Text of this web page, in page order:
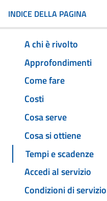
INDICE DELLA PAGINA
A chi è rivolto
Approfondimenti
Come fare
Costi
Cosa serve
Cosa si ottiene
Tempi e scadenze
Accedi al servizio
Condizioni di servizio